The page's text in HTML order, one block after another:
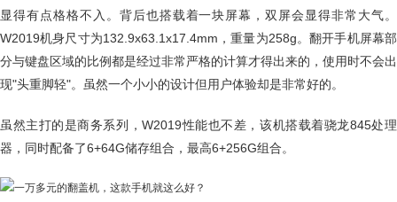
显得有点格格不入。背后也搭载着一块屏幕，双屏会显得非常大气。
W2019机身尺寸为132.9x63.1x17.4mm，重量为258g。翻开手机屏幕部
分与键盘区域的比例都是经过非常严格的计算才得出来的，使用时不会出
现"头重脚轻"。虽然一个小小的设计但用户体验却是非常好的。
虽然主打的是商务系列，W2019性能也不差，该机搭载着骁龙845处理
器，同时配备了6+64G储存组合，最高6+256G组合。